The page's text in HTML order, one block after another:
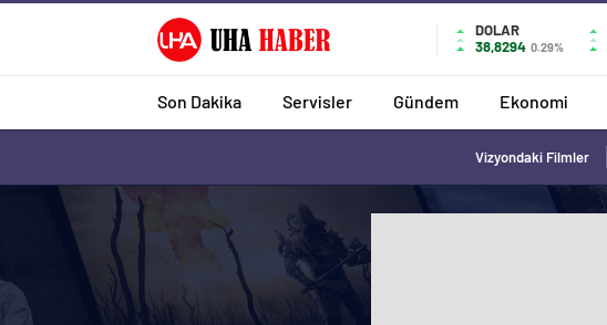
DOLAR
38,8294 0.29%
Son Dakika Servisler Gündem Ekonomi
Vizyondaki Filmler